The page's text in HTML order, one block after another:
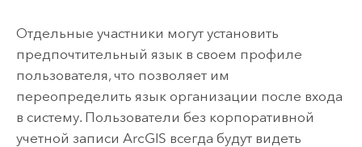
Отдельные участники могут установить
предпочтительный язык в своем профиле
пользователя, что позволяет им
переопределить язык организации после входа
в систему. Пользователи без корпоративной
учетной записи ArcGIS всегда будут видеть